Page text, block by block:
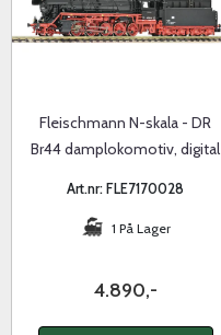
Fleischmann N-skala - DR
Br44 damplokomotiv, digital
Art.nr: FLE7170028
1 På Lager
4.890,-